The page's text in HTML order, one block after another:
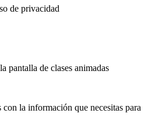
de privacidad
la información que necesitas para